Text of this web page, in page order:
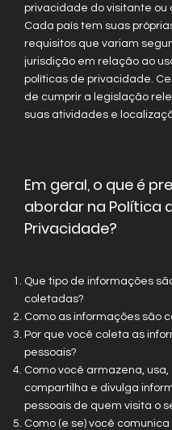
privacidade do visitante ou
Cada país tem suas
requisitos que variam
jurisdição em relação ao
políticas de privacidade.
de cumprir a legislação
suas atividades e
Em geral, o que é
abordar na Política
Privacidade?
Que tipo de informações
coletadas?
Como as informações são
Por que você coleta as
pessoais?
Como você armazena, usa,
compartilha e divulga
pessoais de quem visita o
Como (e se) você comunica